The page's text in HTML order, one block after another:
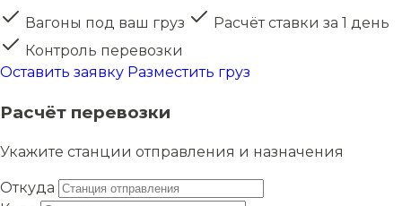
Вагоны под ваш груз
Расчёт ставки за 1 день
Контроль перевозки
Оставить заявку Разместить груз
Расчёт перевозки
Укажите станции отправления и назначения
Откуда